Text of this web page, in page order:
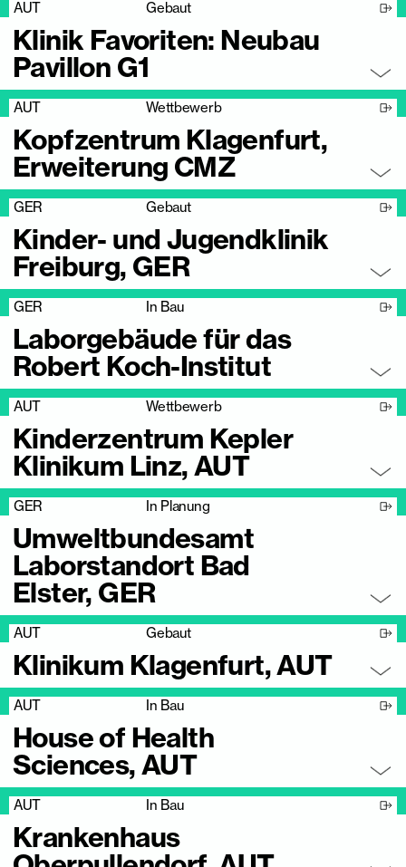
AUT Gebaut
Klinik Favoriten: Neubau
Pavillon G1
AUT Wettbewerb
Kopfzentrum Klagenfurt,
Erweiterung CMZ
GER Gebaut
Kinder- und Jugendklinik
Freiburg, GER
GER In Bau
Laborgebäude für das
Robert Koch-Institut
AUT Wettbewerb
Kinderzentrum Kepler
Klinikum Linz, AUT
GER In Planung
Umweltbundesamt
Laborstandort Bad
Elster, GER
AUT Gebaut
Klinikum Klagenfurt, AUT
AUT In Bau
House of Health
Sciences, AUT
AUT In Bau
Krankenhaus